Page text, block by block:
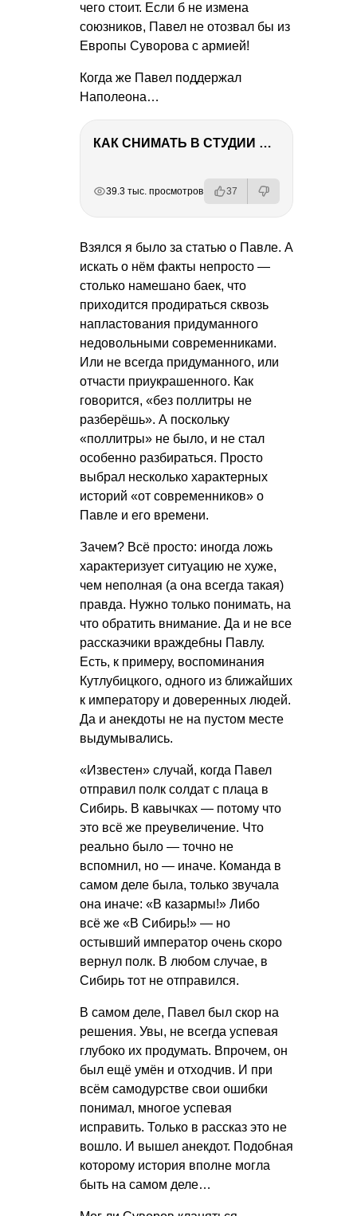
чего стоит. Если б не измена
союзников, Павел не отозвал бы из
Европы Суворова с армией!
Когда же Павел поддержал
Наполеона…
КАК СНИМАТЬ В СТУДИИ СО ВСПЫШКАМИ
39.3 тыс. просмотров 37
Взялся я было за статью о Павле. А
искать о нём факты непросто —
столько намешано баек, что
приходится продираться сквозь
напластования придуманного
недовольными современниками.
Или не всегда придуманного, или
отчасти приукрашенного. Как
говорится, «без поллитры не
разберёшь». А поскольку
«поллитры» не было, и не стал
особенно разбираться. Просто
выбрал несколько характерных
историй «от современников» о
Павле и его времени.
Зачем? Всё просто: иногда ложь
характеризует ситуацию не хуже,
чем неполная (а она всегда такая)
правда. Нужно только понимать, на
что обратить внимание. Да и не все
рассказчики враждебны Павлу.
Есть, к примеру, воспоминания
Кутлубицкого, одного из ближайших
к императору и доверенных людей.
Да и анекдоты не на пустом месте
выдумывались.
«Известен» случай, когда Павел
отправил полк солдат с плаца в
Сибирь. В кавычках — потому что
это всё же преувеличение. Что
реально было — точно не
вспомнил, но — иначе. Команда в
самом деле была, только звучала
она иначе: «В казармы!» Либо
всё же «В Сибирь!» — но
остывший император очень скоро
вернул полк. В любом случае, в
Сибирь тот не отправился.
В самом деле, Павел был скор на
решения. Увы, не всегда успевая
глубоко их продумать. Впрочем, он
был ещё умён и отходчив. И при
всём самодурстве свои ошибки
понимал, многое успевая
исправить. Только в рассказ это не
вошло. И вышел анекдот. Подобная
которому история вполне могла
быть на самом деле…